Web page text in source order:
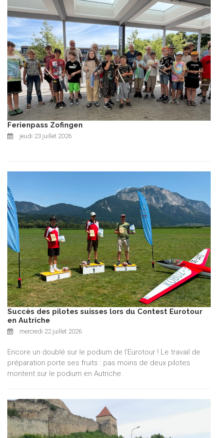
Ferienpass Zofingen
jeudi 23 juillet 2026
Succès des pilotes suisses lors du Contest Eurotour
en Autriche
mercredi 22 juillet 2026
Encore un doublé sur le podium de l'Eurotour ! Le travail de
préparation porte ses fruits : pas moins de deux pilotes
montent sur le podium en Autriche.